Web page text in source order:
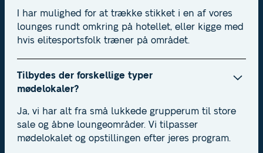
I har mulighed for at trække stikket i en af vores
lounges rundt omkring på hotellet, eller kigge med
hvis elitesportsfolk træner på området.
Tilbydes der forskellige typer
mødelokaler?
Ja, vi har alt fra små lukkede grupperum til store
sale og åbne loungeområder. Vi tilpasser
mødelokalet og opstillingen efter jeres program.